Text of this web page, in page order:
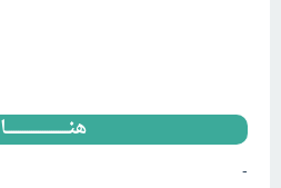
هنــــــــــــــــــــــــــــا
-